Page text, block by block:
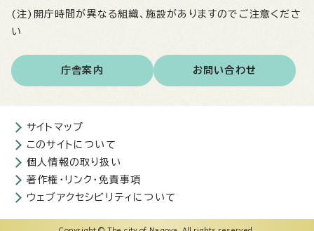
(注)開庁時間が異なる組織、施設がありますのでご注意くださ
い
庁舎案内 お問い合わせ
サイトマップ
このサイトについて
個人情報の取り扱い
著作権・リンク・免責事項
ウェブアクセシビリティについて